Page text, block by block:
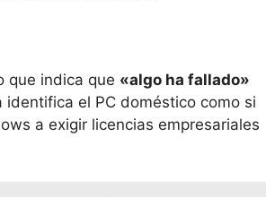
que indica que «algo ha fallado»
el PC doméstico como si
a exigir licencias empresariales